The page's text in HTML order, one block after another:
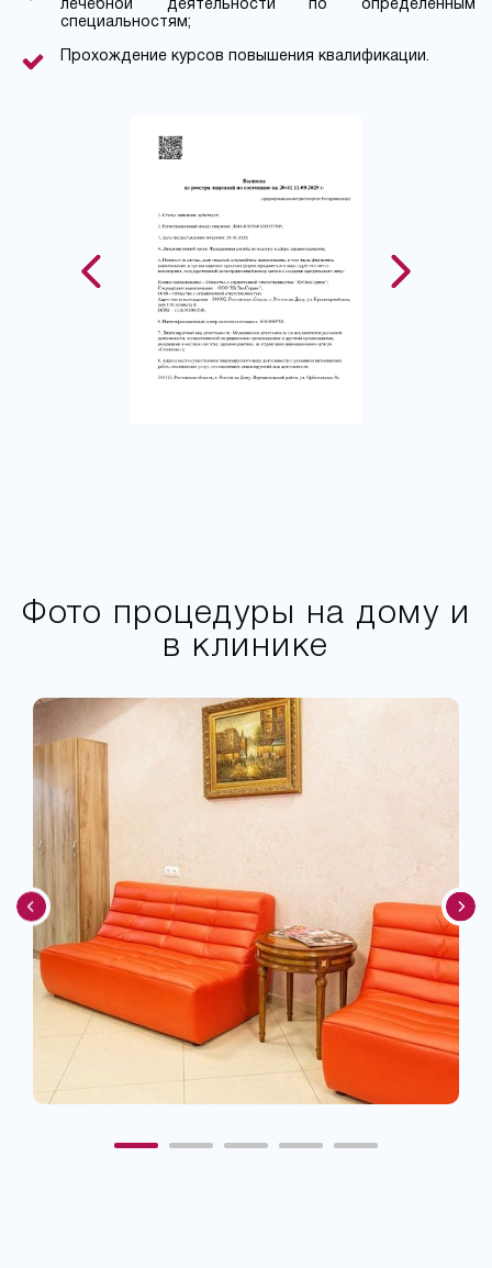
лечебной деятельности по определенным
специальностям;
Прохождение курсов повышения квалификации.
Фото процедуры на дому и
в клинике